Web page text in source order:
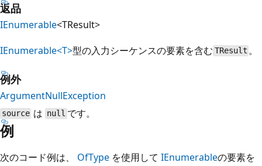
返品
IEnumerable<TResult>
IEnumerable<T>型の入力シーケンスの要素を含む TResult 。
例外
ArgumentNullException
source は null です。
例
次のコード例は、 OfType を使用して IEnumerableの要素を